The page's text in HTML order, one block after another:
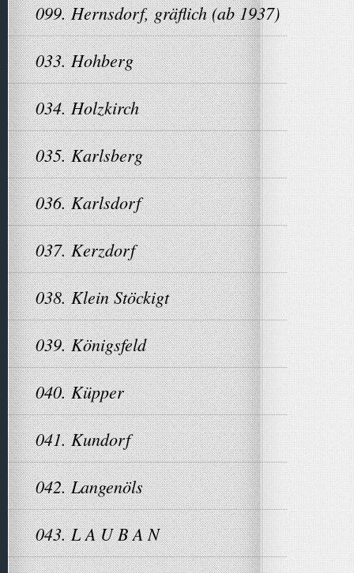
099. Hernsdorf, gräflich (ab 1937)
033. Hohberg
034. Holzkirch
035. Karlsberg
036. Karlsdorf
037. Kerzdorf
038. Klein Stöckigt
039. Königsfeld
040. Küpper
041. Kundorf
042. Langenöls
043. L A U B A N